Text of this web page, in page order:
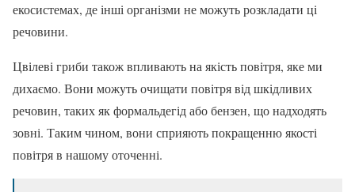
екосистемах, де інші організми не можуть розкладати ці
речовини.
Цвілеві гриби також впливають на якість повітря, яке ми
дихаємо. Вони можуть очищати повітря від шкідливих
речовин, таких як формальдегід або бензен, що надходять
зовні. Таким чином, вони сприяють покращенню якості
повітря в нашому оточенні.